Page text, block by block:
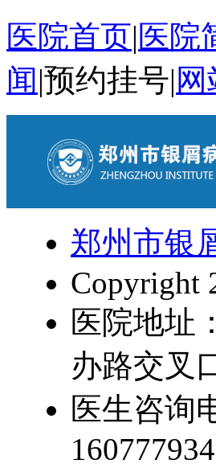
医院首页|医院
闻|预约挂号|
郑州市银
Copyright
医院地址
办路交叉
医生咨询